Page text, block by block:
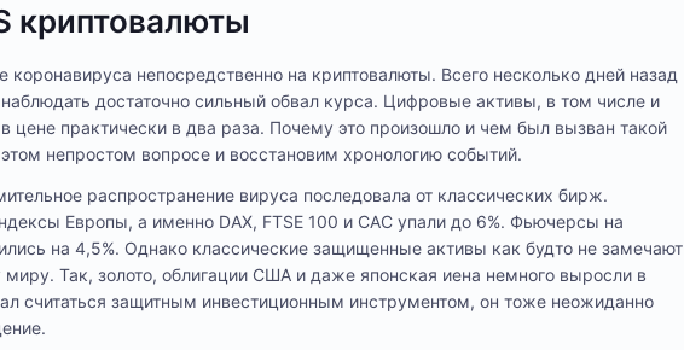
криптовалюты
коронавируса непосредственно на криптовалюты. Всего несколько дней назад
достаточно сильный обвал курса. Цифровые активы, в том числе и
в цене практически в два раза. Почему это произошло и чем был вызван такой
непростом вопросе и восстановим хронологию событий.
распространение вируса последовала от классических бирж.
Европы, а именно DAX, FTSE 100 и CAC упали до 6%. Фьючерсы на
на 4,5%. Однако классические защищенные активы как будто не замечают
Так, золото, облигации США и даже японская иена немного выросли в
считаться защитным инвестиционным инструментом, он тоже неожиданно